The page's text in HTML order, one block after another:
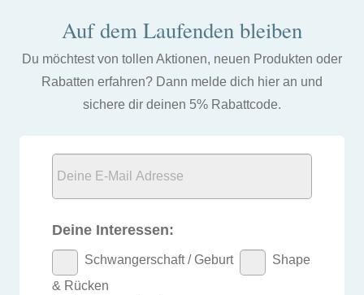
Auf dem Laufenden bleiben
Du möchtest von tollen Aktionen, neuen Produkten oder
Rabatten erfahren? Dann melde dich hier an und
sichere dir deinen 5% Rabattcode.
Deine Interessen:
Schwangerschaft / Geburt
Shape
& Rücken